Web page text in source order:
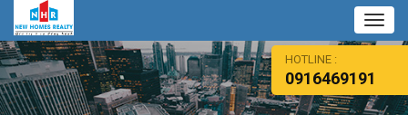
HOTLINE :
0916469191